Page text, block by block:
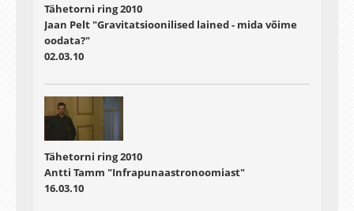
Tähetorni ring 2010
Jaan Pelt "Gravitatsioonilised lained - mida võime
oodata?"
02.03.10
Tähetorni ring 2010
Antti Tamm "Infrapunaastronoomiast"
16.03.10